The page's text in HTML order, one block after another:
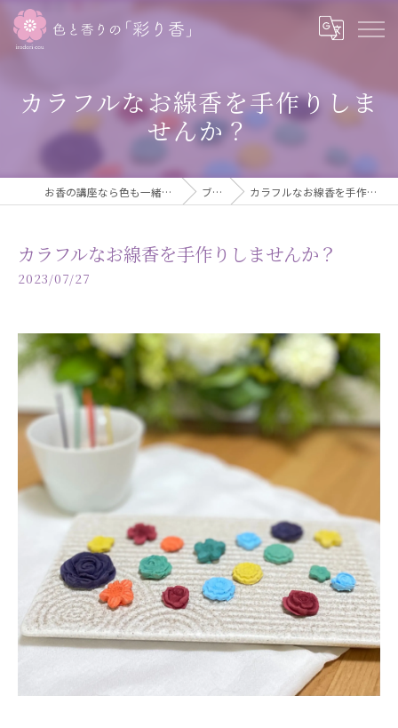
カラフルなお線香を手作りしま
せんか？
お香の講座なら色も一緒に学べる彩り香 ブログ カラフルなお線香を手作りしませんか？
カラフルなお線香を手作りしませんか？
2023/07/27